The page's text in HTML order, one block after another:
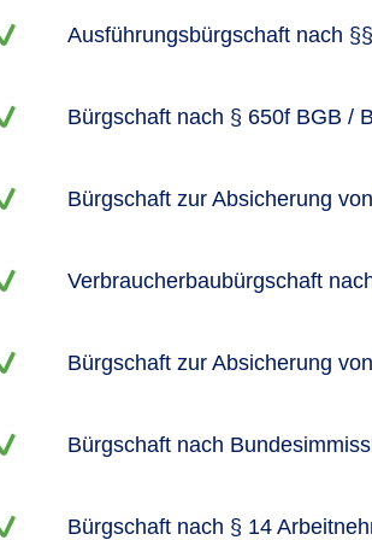
Ausführungsbürgschaft nach
Bürgschaft nach § 650f BGB /
Bürgschaft zur Absicherung
Verbraucherbaubürgschaft
Bürgschaft zur Absicherung
Bürgschaft nach
Bürgschaft nach § 14